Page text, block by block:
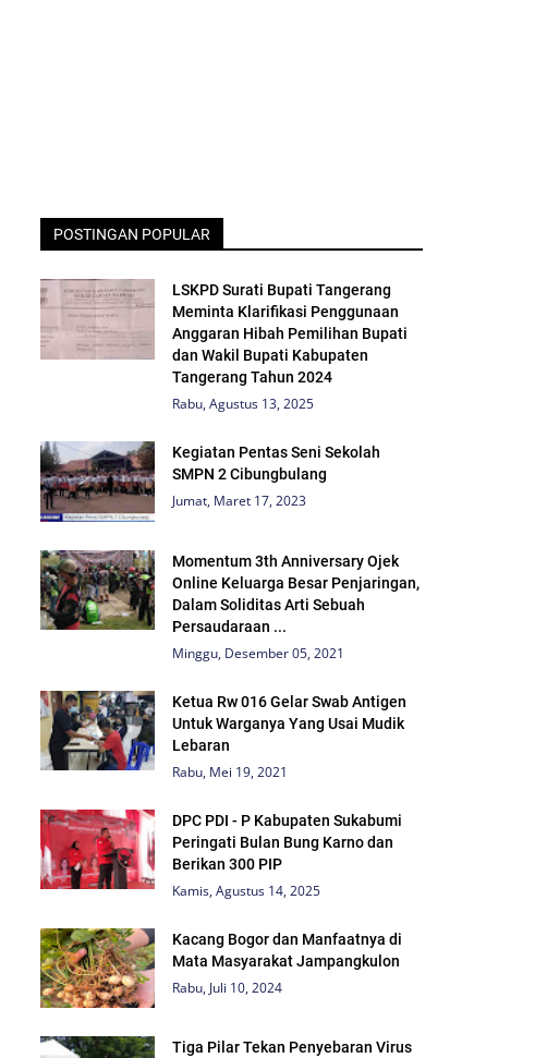
POSTINGAN POPULAR
LSKPD Surati Bupati Tangerang
Meminta Klarifikasi Penggunaan
Anggaran Hibah Pemilihan Bupati
dan Wakil Bupati Kabupaten
Tangerang Tahun 2024
Rabu, Agustus 13, 2025
Kegiatan Pentas Seni Sekolah
SMPN 2 Cibungbulang
Jumat, Maret 17, 2023
Momentum 3th Anniversary Ojek
Online Keluarga Besar Penjaringan,
Dalam Soliditas Arti Sebuah
Persaudaraan ...
Minggu, Desember 05, 2021
Ketua Rw 016 Gelar Swab Antigen
Untuk Warganya Yang Usai Mudik
Lebaran
Rabu, Mei 19, 2021
DPC PDI - P Kabupaten Sukabumi
Peringati Bulan Bung Karno dan
Berikan 300 PIP
Kamis, Agustus 14, 2025
Kacang Bogor dan Manfaatnya di
Mata Masyarakat Jampangkulon
Rabu, Juli 10, 2024
Tiga Pilar Tekan Penyebaran Virus